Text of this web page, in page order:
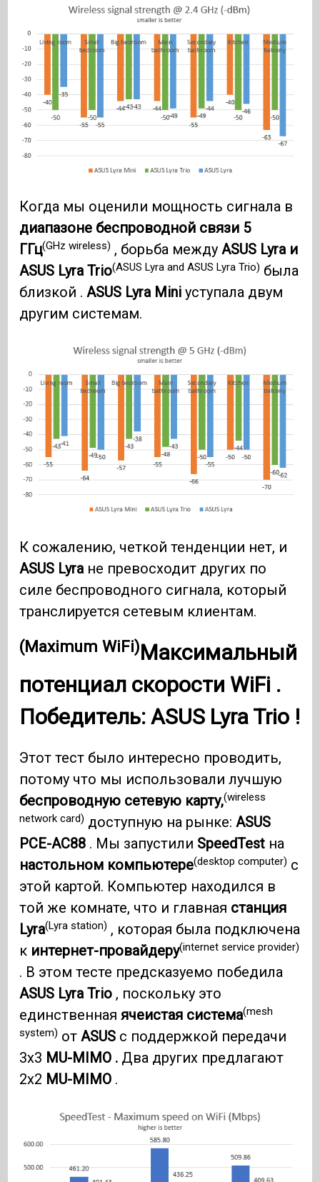
Когда мы оценили мощность сигнала в
диапазоне беспроводной связи 5
ГГц(GHz wireless) , борьба междуASUS Lyra и
ASUS Lyra Trio(ASUS Lyra and ASUS Lyra Trio) была
близкой .ASUS Lyra Mini уступала двум
другим системам.
К сожалению, четкой тенденции нет, и
ASUS Lyraне превосходит других по
силе беспроводного сигнала, который
транслируется сетевым клиентам.
(Maximum WiFi)Максимальный
потенциал скоростиWiFi .
Победитель:ASUS Lyra Trio !
Этот тест было интересно проводить,
потому что мы использовали лучшую
беспроводную сетевую карту,(wireless
network card) доступную на рынке:ASUS
PCE-AC88 . Мы запустили SpeedTest на
настольном компьютере(desktop computer) с
этой картой. Компьютер находился в
той же комнате, что и главная станция
Lyra(Lyra station) , которая была подключена
к интернет-провайдеру(internet service provider)
. В этом тесте предсказуемо победила
ASUS Lyra Trio , поскольку это
единственнаяячеистая система(mesh
system) отASUS с поддержкой передачи
3x3 MU-MIMO . Два других предлагают
2x2 MU-MIMO .